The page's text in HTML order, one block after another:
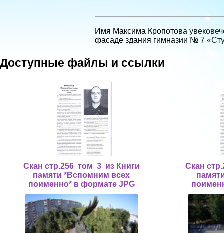
Имя Максима Кропотова
фасаде здания гимназии № 7
Доступные файлы и ссылки
Скан стр.256 том 3 из Книги
памяти *Вспомним всех
поименно* в формате JPG
Скан